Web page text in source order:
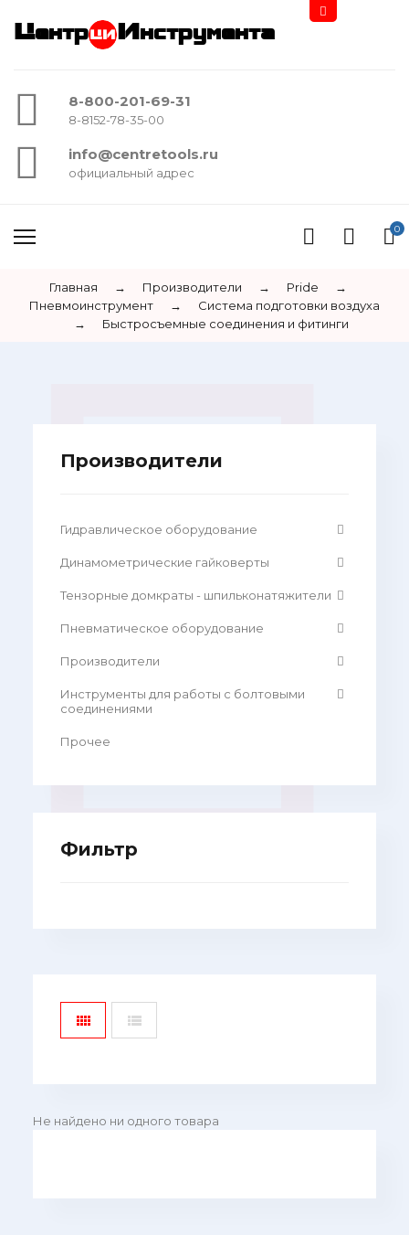
Центр Инструмента
8-800-201-69-31
8-8152-78-35-00
info@centretools.ru
официальный адрес
0
Главная → Производители → Pride
→
Пневмоинструмент
→
Система подготовки воздуха
→
Быстросъемные соединения и фитинги
Производители
Гидравлическое оборудование
Динамометрические гайковерты
Тензорные домкраты - шпильконатяжители
Пневматическое оборудование
Производители
Инструменты для работы с болтовыми
соединениями
Прочее
Фильтр
Не найдено ни одного товара